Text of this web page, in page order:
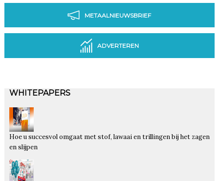
METAALNIEUWSBRIEF
ADVERTEREN
WHITEPAPERS
Hoe u succesvol omgaat met stof, lawaai en trillingen bij het zagen
en slijpen